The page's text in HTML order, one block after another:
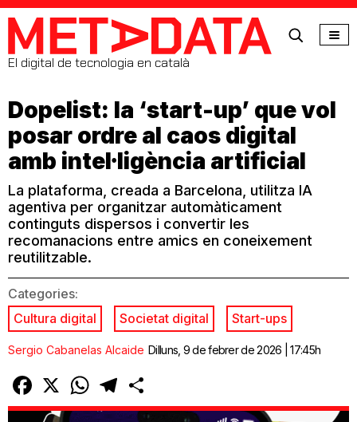
MetaData
El digital de tecnologia en català
Dopelist: la ‘start-up’ que vol
posar ordre al caos digital
amb intel·ligència artificial
La plataforma, creada a Barcelona, utilitza IA
agentiva per organitzar automàticament
continguts dispersos i convertir les
recomanacions entre amics en coneixement
reutilitzable.
Categories:
Cultura digital
Societat digital Start-ups
Sergio Cabanelas Alcaide Dilluns, 9 de febrer de 2026 | 17:45h
Facebook
X WhatsAppTelegram